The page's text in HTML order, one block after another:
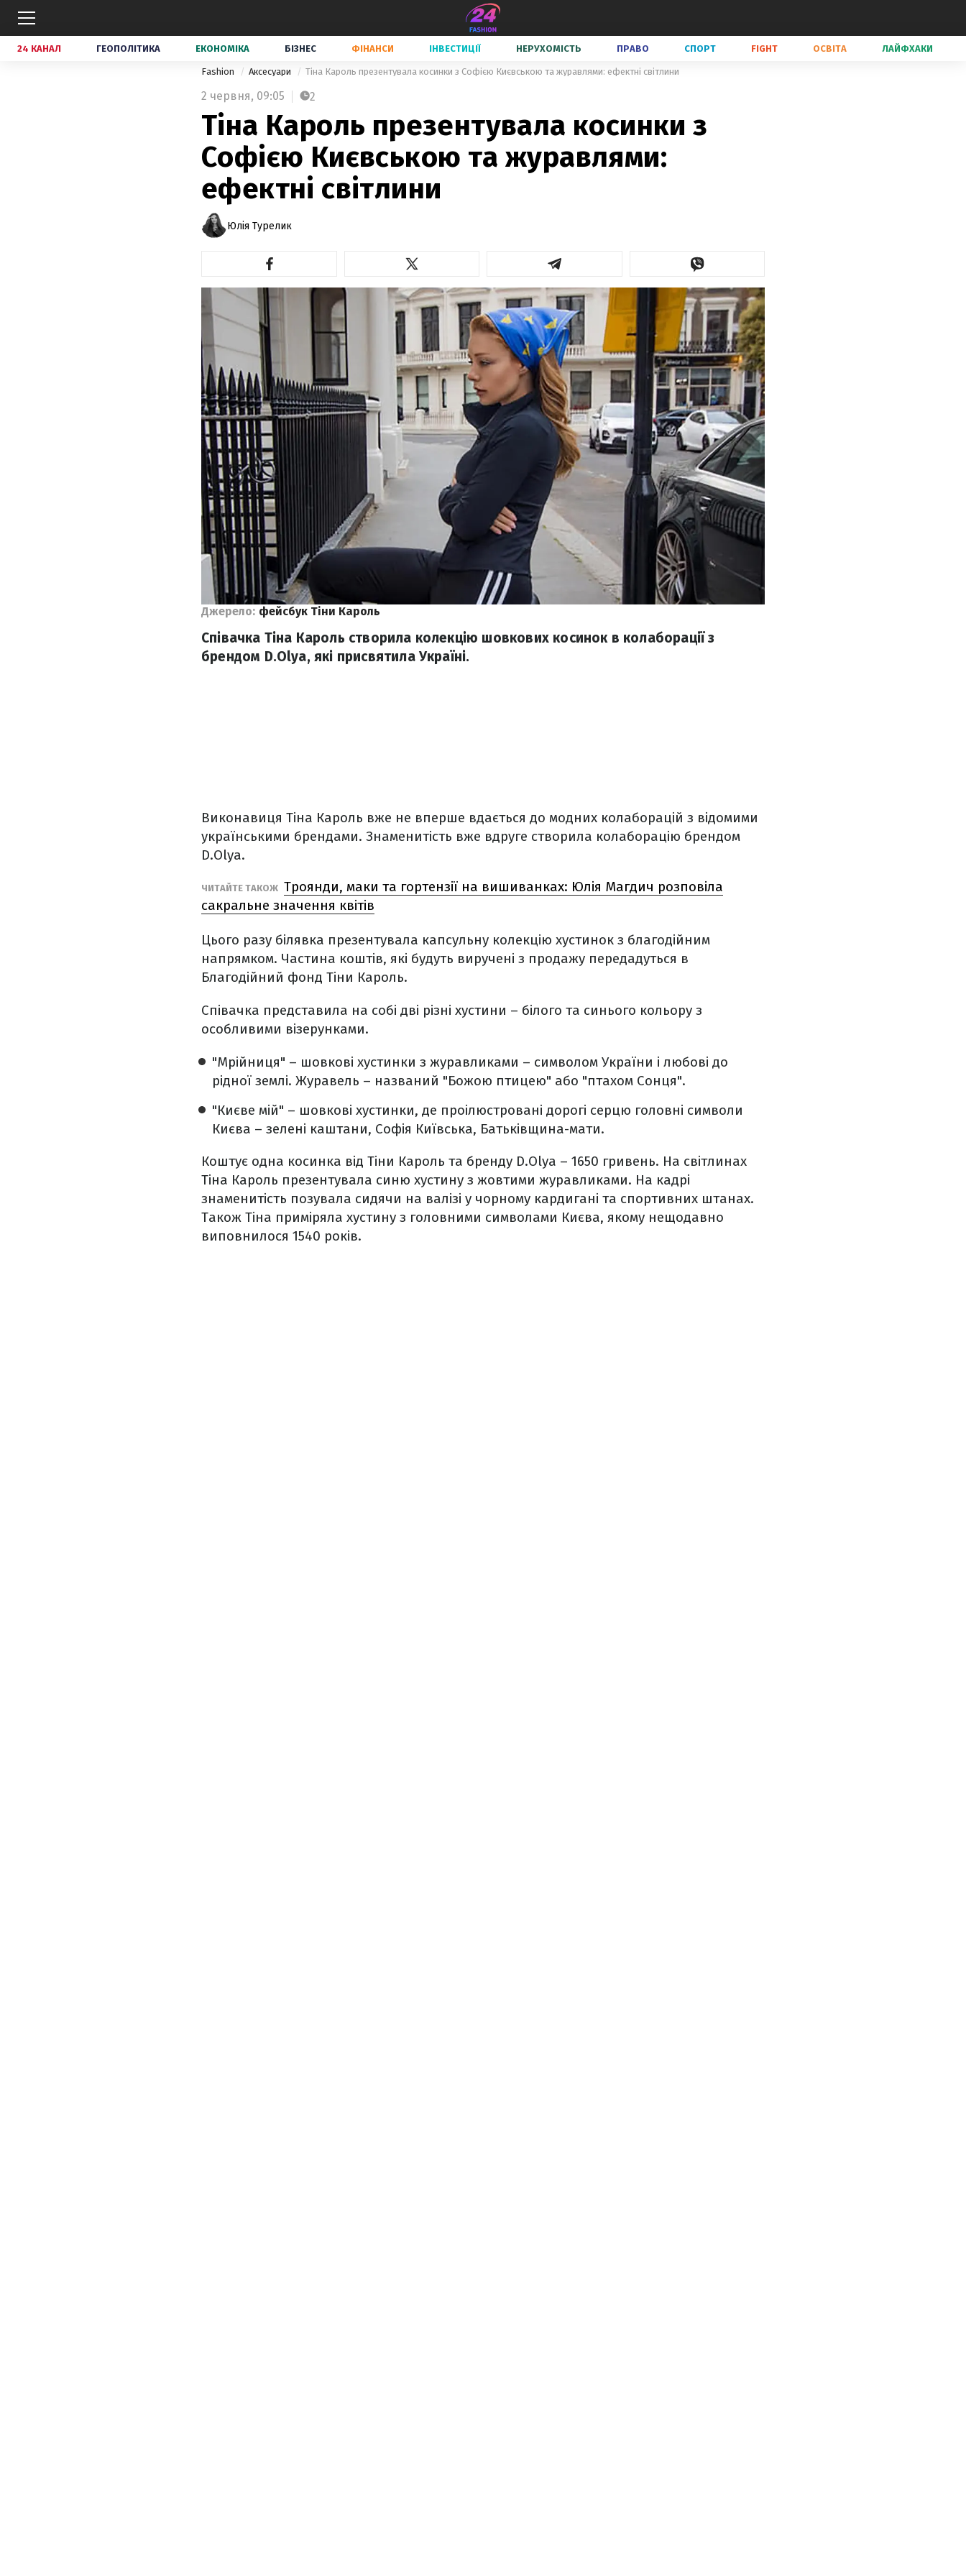
24 КАНАЛ ГЕОПОЛІТИКА ЕКОНОМІКА БІЗНЕС ФІНАНСИ ІНВЕСТИЦІЇ НЕРУХОМІСТЬ ПРАВО СПОРТ FIGHT ОСВІТА ЛАЙФХАКИ
Fashion Аксесуари Тіна Кароль презентувала косинки з Софією Києвською та журавлями: ефектні світлини
2 червня, 09:05 2
Тіна Кароль презентувала косинки з
Софією Києвською та журавлями:
ефектні світлини
Юлія Турелик
Джерело: фейсбук Тіни Кароль
Співачка Тіна Кароль створила колекцію шовкових косинок в колаборації з
брендом D.Olya, які присвятила Україні.
Виконавиця Тіна Кароль вже не вперше вдається до модних колаборацій з відомими
українськими брендами. Знаменитість вже вдруге створила колаборацію брендом
D.Olya.
ЧИТАЙТЕ ТАКОЖ Троянди, маки та гортензії на вишиванках: Юлія Магдич розповіла
сакральне значення квітів
Цього разу білявка презентувала капсульну колекцію хустинок з благодійним
напрямком. Частина коштів, які будуть виручені з продажу передадуться в
Благодійний фонд Тіни Кароль.
Співачка представила на собі дві різні хустини – білого та синього кольору з
особливими візерунками.
"Мрійниця" – шовкові хустинки з журавликами – символом України і любові до
рідної землі. Журавель – названий "Божою птицею" або "птахом Сонця".
"Києве мій" – шовкові хустинки, де проілюстровані дорогі серцю головні символи
Києва – зелені каштани, Софія Київська, Батьківщина-мати.
Коштує одна косинка від Тіни Кароль та бренду D.Olya – 1650 гривень. На світлинах
Тіна Кароль презентувала синю хустину з жовтими журавликами. На кадрі
знаменитість позувала сидячи на валізі у чорному кардигані та спортивних штанах.
Також Тіна приміряла хустину з головними символами Києва, якому нещодавно
виповнилося 1540 років.